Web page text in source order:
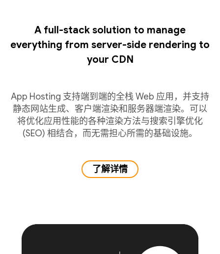
A full-stack solution to manage
everything from server-side rendering to
your CDN
App Hosting 支持端到端的全栈 Web 应用，并支持
静态网站生成、客户端渲染和服务器端渲染。可以
将优化应用性能的各种渲染方法与搜索引擎优化
(SEO) 相结合，而无需担心所需的基础设施。
了解详情